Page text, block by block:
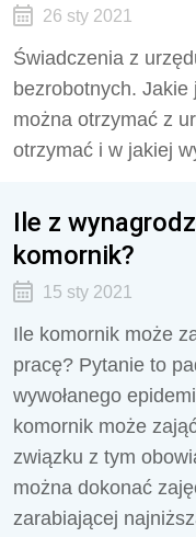
26 sty 2021
Świadczenia z
bezrobotnych.
można otrzymać z
otrzymać i w jakiej
Ile z
komornik?
15 sty 2021
Ile komornik może
pracę? Pytanie to
wywołanego
komornik może
związku z tym
można dokonać
zarabiającej